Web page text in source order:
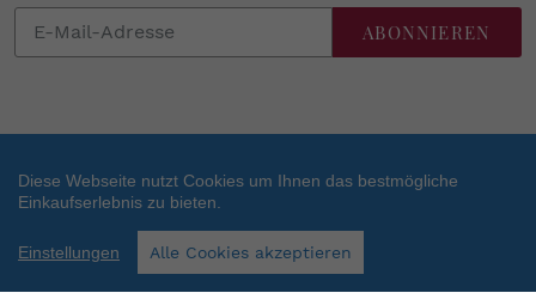
Sie
ABONNIEREN
Zahlungsarten
FacebookInstagram
Diese Webseite nutzt Cookies um Ihnen das bestmögliche
Einkaufserlebnis zu bieten.
Einstellungen Alle Cookies akzeptieren
SEHR GUT (4.84 / 5)
aus
Bewertungen bei: shopvote.de ⓘ
Informationen zur Echtheit der Bewertungen